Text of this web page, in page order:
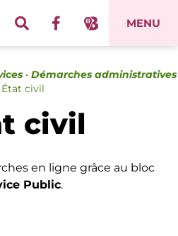
MENU
• Démarches administratives
État civil
civil
en ligne grâce au bloc
Public.